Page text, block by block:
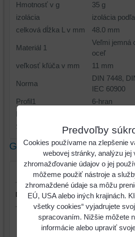
Hmotnosť v g
35 g
izolácia
izolácia
celková dĺžka L v mm
48.0 mm
Materiál 1
Veľmi jemná
oceľ
veľkosť kľúča v mm
11 mm
Norma
DIN 7448,
IEC 60900
Profil1
6-hran
Profil2
Skúšobný certifikát
1000Volt GS
Galéria
3/8" izolovaný nástrčný
3/
Predvoľby
Cookies používame na zlepšenie
webovej stránky, analýzu jej
zhromažďovanie údajov o jej
môžeme použiť nástroje a
zhromaždené údaje sa môžu
EÚ, USA alebo iných krajinách.
všetky cookies“ vyjadrujete
spracovaním. Nižšie môžete
informácie alebo upraviť